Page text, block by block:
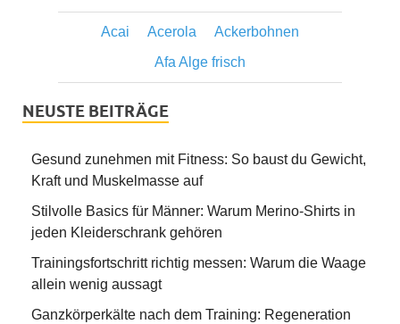
Acai Acerola
Ackerbohnen
Afa Alge frisch
NEUSTE BEITRÄGE
Gesund zunehmen mit Fitness: So baust du Gewicht,
Kraft und Muskelmasse auf
Stilvolle Basics für Männer: Warum Merino-Shirts in
jeden Kleiderschrank gehören
Trainingsfortschritt richtig messen: Warum die Waage
allein wenig aussagt
Ganzkörperkälte nach dem Training: Regeneration